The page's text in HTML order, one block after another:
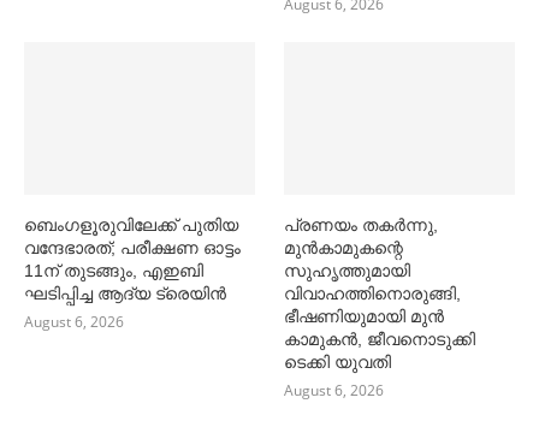
ബെംഗളൂരുവിലേക്ക് പുതിയ
വന്ദേഭാരത്; പരീക്ഷണ ഓട്ടം
11ന് തുടങ്ങും, എഇബി
ഘടിപ്പിച്ച ആദ്യ ട്രെയിന്‍
August 6, 2026
പ്രണയം തകര്‍ന്നു,
മുൻകാമുകന്റെ
സുഹൃത്തുമായി
വിവാഹത്തിനൊരുങ്ങി,
ഭീഷണിയുമായി മുൻ
കാമുകൻ, ജീവനൊടുക്കി
ടെക്കി യുവതി
August 6, 2026